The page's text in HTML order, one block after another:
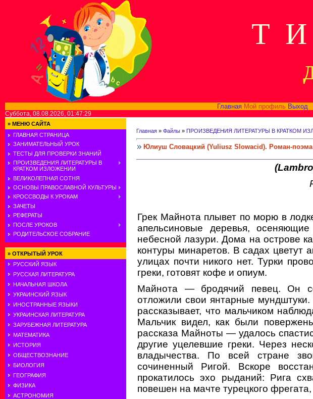
Т
Главная Мой профиль Выход
Суббота, 08.08.2026, 01:47:29
» МЕНЮ САЙТА
ГЛАВНАЯ СТРАНИЦА
ЗАНИМАТЕЛЬНЫЙ УРОК
ТЕСТЫ ДЛЯ ПРОВЕРКИ ЗНАНИЙ
ПРОИЗВЕДЕНИЯ ЛИТЕРАТУРЫ В
КРАТКОМ ИЗЛОЖЕНИИ
ВЕЛИКОЛЕПНАЯ СОТНЯ
ОСНОВЫ ПРАВОСЛАВНОЙ КУЛЬТУРЫ
КРОССВОДЫ К УРОКАМ
ЗАЧЕТЫ
РЕФЕРАТЫ
ПОСЛЕ УРОКОВ
РОДИТЕЛЬСКОЕ СОБРАНИЕ
» ОТКРЫТЫЙ УРОК
РУССКИЙ ЯЗЫК
РУССКАЯ ЛИТЕРАТУРА
НАЧАЛЬНАЯ ШКОЛА
УКРАИНСКИЙ ЯЗЫК
ИНОСТРАННЫЕ ЯЗЫКИ
УКРАИНСКАЯ ЛИТЕРАТУРА
ЗАРУБЕЖНАЯ ЛИТЕРАТУРА
МАТЕМАТИКА
ИСТОРИЯ
ОБЩЕСТВОЗНАНИЕ
БИОЛОГИЯ
ГЕОГРАФИЯ
ФИЗИКА
АСТРОНОМИЯ
Главная » Файлы » ПРОИЗВЕДЕНИЯ ЛИТЕРАТУРЫ В КРАТКОМ
Юлиуш Словацкий (Yuliusz Slowacid). Роман-поэма
Грек Майнота плывет по морю в
апельсиновые деревья,
небесной лазури. Дома на острове
контуры минаретов. В садах цветут
улицах почти никого нет. Турки
греки, готовят кофе и опиум.
Майнота — бродячий певец. Он
отложили свои янтарные
рассказывает, что мальчиком
Мальчик видел, как были
рассказа Майноты — удалось
другие уцелевшие греки. Через
владычества. По всей стране
сочиненный Ригой. Вскоре
прокатилось эхо рыданий: Рига
повешен на мачте турецкого фрегата,